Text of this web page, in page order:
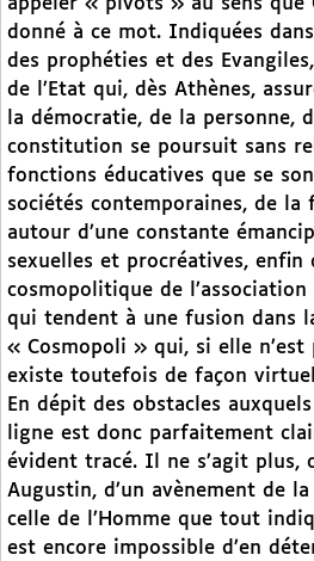
appeler « pivots » au sens que
donné à ce mot. Indiquées
des prophéties et des
de l’Etat qui, dès Athènes,
la démocratie, de la personne,
constitution se poursuit sans
fonctions éducatives que se
sociétés contemporaines, de la
autour d’une constante
sexuelles et procréatives, enfin
cosmopolitique de
qui tendent à une fusion dans
« Cosmopoli » qui, si elle n’est
existe toutefois de façon
En dépit des obstacles
ligne est donc parfaitement
évident tracé. Il ne s’agit plus,
Augustin, d’un avènement de
celle de l’Homme que tout
est encore impossible d’en